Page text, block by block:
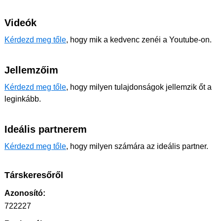
Videók
Kérdezd meg tőle, hogy mik a kedvenc zenéi a Youtube-on.
Jellemzőim
Kérdezd meg tőle, hogy milyen tulajdonságok jellemzik őt a
leginkább.
Ideális partnerem
Kérdezd meg tőle, hogy milyen számára az ideális partner.
Társkeresőről
Azonosító:
722227